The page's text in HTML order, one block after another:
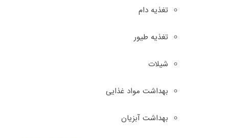
تغذیه دام
تغذیه طیور
شیلات
بهداشت مواد غذایی
بهداشت آبزیان